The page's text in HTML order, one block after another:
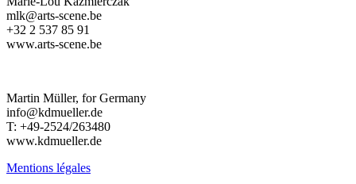
mlk@arts-scene.be
+32 2 537 85 91
www.arts-scene.be
Martin Müller, for Germany
info@kdmueller.de
T: +49-2524/263480
www.kdmueller.de
Mentions légales